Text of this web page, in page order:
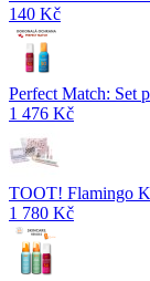
140 Kč
Perfect Match: Set
1 476 Kč
TOOT! Flamingo
1 780 Kč